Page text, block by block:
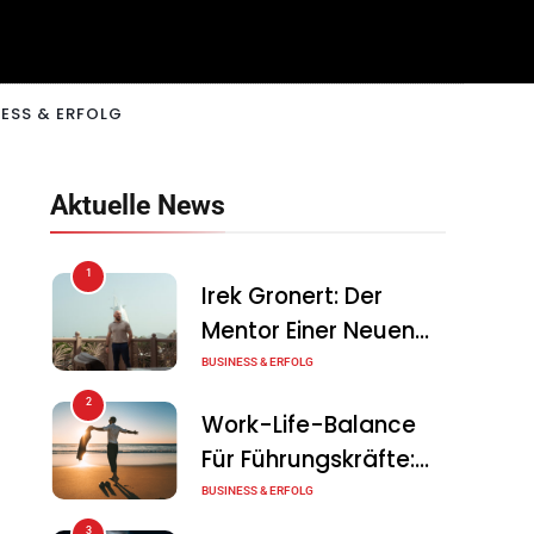
& ERFOLG
Aktuelle News
1
Irek Gronert: Der
Mentor Einer Neuen
Generation Von
BUSINESS & ERFOLG
2
Work-Life-Balance
Für Führungskräfte:
Illusion Oder Echte
BUSINESS & ERFOLG
3